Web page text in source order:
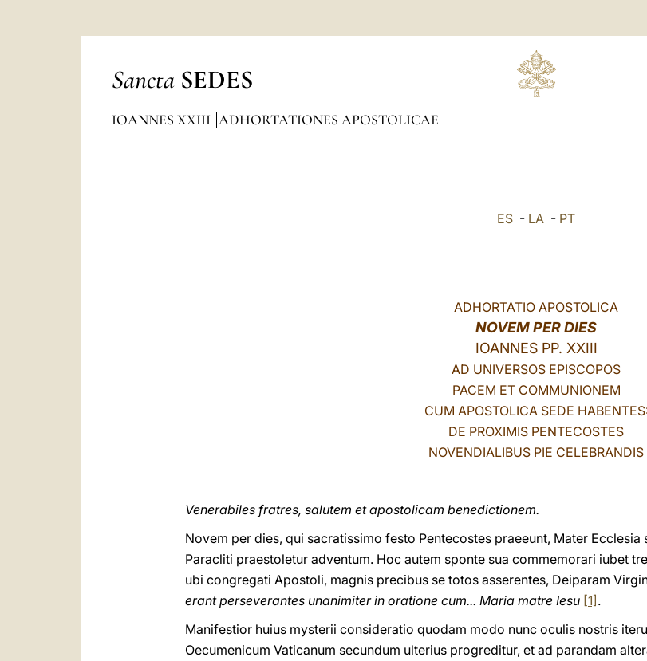
Sancta SEDES
IOANNES XXIII ADHORTATIONES APOSTOLICAE
ES - LA - PT
ADHORTATIO APOSTOLICA
NOVEM PER DIES
IOANNES PP. XXIII
AD UNIVERSOS EPISCOPOS
PACEM ET COMMUNIONEM
CUM APOSTOLICA SEDE
DE PROXIMIS PENTECOSTES
NOVENDIALIBUS PIE CELEBRANDIS
Venerabiles fratres, salutem et apostolicam benedictionem.
Novem per dies, qui sacratissimo festo Pentecostes praeeunt, Mater
Paracliti praestoletur adventum. Hoc autem sponte sua commemorari iubet
ubi congregati Apostoli, magnis precibus se totos asserentes, Deiparam
erant perseverantes unanimiter in oratione cum... Maria matre Iesu [1] .
Manifestior huius mysterii consideratio quodam modo nunc oculis nostris
Oecumenicum Vaticanum secundum ulterius progreditur, et ad parandam